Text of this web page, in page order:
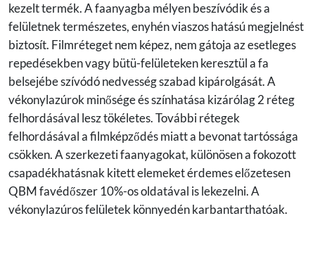
kezelt termék. A faanyagba mélyen beszívódik és a
felületnek természetes, enyhén viaszos hatású megjelnést
biztosít. Filmréteget nem képez, nem gátoja az esetleges
repedésekben vagy bütü-felületeken keresztül a fa
belsejébe szívódó nedvesség szabad kipárolgását. A
vékonylazúrok minősége és színhatása kizárólag 2 réteg
felhordásával lesz tökéletes. További rétegek
felhordásával a filmképződés miatt a bevonat tartóssága
csökken. A szerkezeti faanyagokat, különösen a fokozott
csapadékhatásnak kitett elemeket érdemes előzetesen
QBM favédőszer 10%-os oldatával is lekezelni. A
vékonylazúros felületek könnyedén karbantarthatóak.